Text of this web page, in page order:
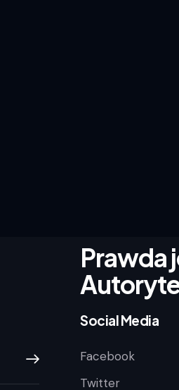
Prawda
Prenumeruj Newsletter
Social Media
Facebook
Twitter